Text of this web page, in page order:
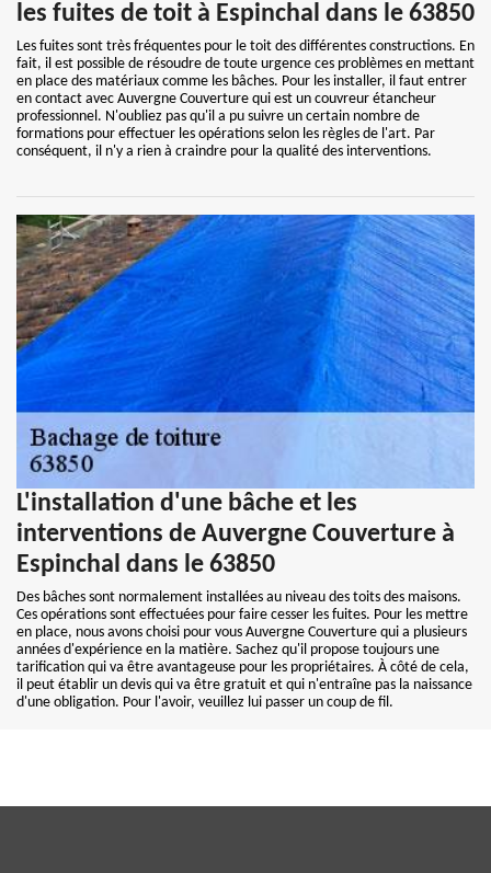
les fuites de toit à Espinchal dans le 63850
Les fuites sont très fréquentes pour le toit des différentes constructions. En
fait, il est possible de résoudre de toute urgence ces problèmes en mettant
en place des matériaux comme les bâches. Pour les installer, il faut entrer
en contact avec Auvergne Couverture qui est un couvreur étancheur
professionnel. N'oubliez pas qu'il a pu suivre un certain nombre de
formations pour effectuer les opérations selon les règles de l'art. Par
conséquent, il n'y a rien à craindre pour la qualité des interventions.
L'installation d'une bâche et les
interventions de Auvergne Couverture à
Espinchal dans le 63850
Des bâches sont normalement installées au niveau des toits des maisons.
Ces opérations sont effectuées pour faire cesser les fuites. Pour les mettre
en place, nous avons choisi pour vous Auvergne Couverture qui a plusieurs
années d'expérience en la matière. Sachez qu'il propose toujours une
tarification qui va être avantageuse pour les propriétaires. À côté de cela,
il peut établir un devis qui va être gratuit et qui n'entraîne pas la naissance
d'une obligation. Pour l'avoir, veuillez lui passer un coup de fil.